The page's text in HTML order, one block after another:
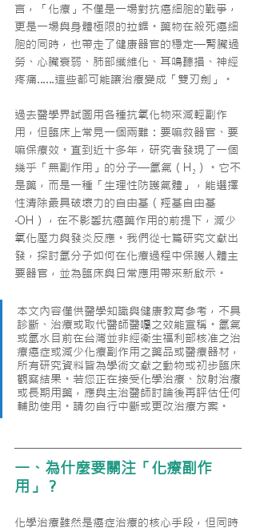
言，「化療」不僅是一場對抗癌細胞的戰爭，
更是一場與身體極限的拉鋸。藥物在殺死癌細
胞的同時，也帶走了健康器官的穩定—腎臟過
勞、心臟衰弱、肺部纖維化、耳鳴聽損、神經
疼痛……這些都可能讓治療變成「雙刃劍」。
過去醫學界試圖用各種抗氧化物來減輕副作
用，但臨床上常見一個兩難：要嘛救器官、要
嘛保療效。直到近十多年，研究者發現了一個
幾乎「無副作用」的分子—氫氣（H₂）。它不
是藥，而是一種「生理性防護氣體」，能選擇
性清除最具破壞力的自由基（羥基自由基
·OH），在不影響抗癌藥作用的前提下，減少
氧化壓力與發炎反應。我們從七篇研究文獻出
發，探討氫分子如何在化療過程中保護人體主
要器官，並為臨床與日常應用帶來新啟示。
本文內容僅供醫學知識與健康教育參考，不具
診斷、治療或取代醫師醫囑之效能宣稱。氫氣
或氫水目前在台灣並非經衛生福利部核准之治
療癌症或減少化療副作用之藥品或醫療器材，
所有研究資料皆為學術文獻之動物或初步臨床
觀察結果。若您正在接受化學治療、放射治療
或長期用藥，應與主治醫師討論後再評估任何
輔助使用。請勿自行中斷或更改治療方案。
一、為什麼要關注「化療副作
用」？
化學治療雖然是癌症治療的核心手段，但同時